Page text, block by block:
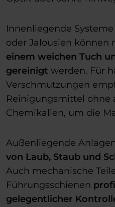
Innenliegende
oder Jalousien können
einem weichen Tuch
gereinigt werden. Für
Verschmutzungen
Reinigungsmittel ohne
Chemikalien, um die
Außenliegende
von Laub, Staub und
Auch mechanische
Führungsschienen
gelegentlicher